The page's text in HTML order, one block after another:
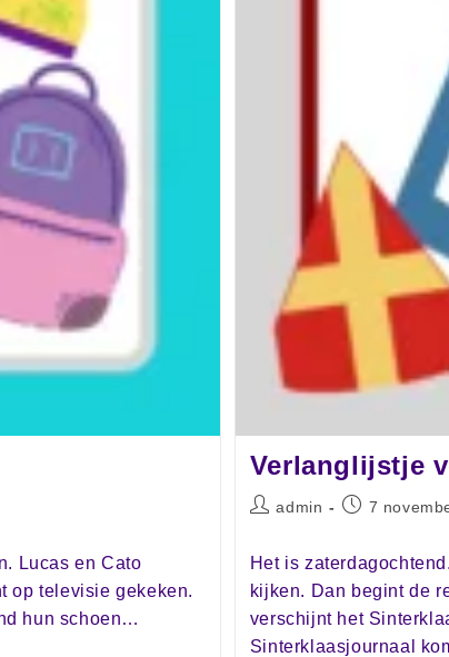
Lucas en Cato
op televisie gekeken.
hun schoen…
Verlanglijstje
admin 7
Het is
kijken. Dan begint de
verschijnt het
Sinterklaasjournaal